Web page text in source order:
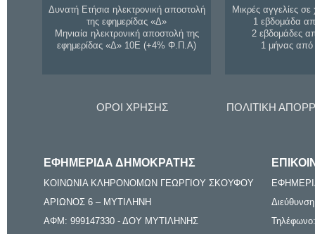
Δυνατή Ετήσια ηλεκτρονική αποστολή
της εφημερίδας «Δ»
Μηνιαία ηλεκτρονική αποστολή της
εφημερίδας «Δ» 10Ε (+4% Φ.Π.Α)
Μικρές αγγελίες σε
1 εβδομάδα
2 εβδομάδες
1 μήνας
ΟΡΟΙ ΧΡΗΣΗΣ ΠΟΛΙΤΙΚΗ
ΕΦΗΜΕΡΙΔΑ ΔΗΜΟΚΡΑΤΗΣ
ΚΟΙΝΩΝΙΑ ΚΛΗΡΟΝΟΜΩΝ ΓΕΩΡΓΙΟΥ ΣΚΟΥΦΟΥ
ΑΡΙΩΝΟΣ 6 – ΜΥΤΙΛΗΝΗ
ΑΦΜ: 999147330 - ΔΟΥ ΜΥΤΙΛΗΝΗΣ